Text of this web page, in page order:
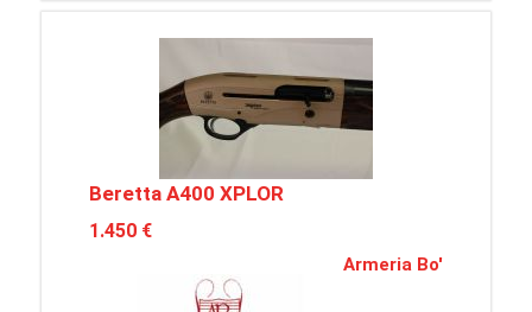
Beretta A400 XPLOR
1.450 €
Armeria Bo'